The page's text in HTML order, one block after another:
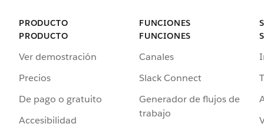
PRODUCTO
PRODUCTO
Ver demostración
Precios
De pago o gratuito
Accesibilidad
FUNCIONES
FUNCIONES
Canales
Slack Connect
Generador de flujos de
trabajo